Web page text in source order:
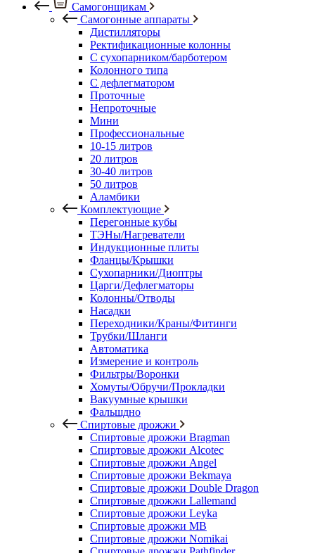
Самогонщикам
Самогонные аппараты
Дистилляторы
Ректификационные колонны
С сухопарником/барботером
Колонного типа
С дефлегматором
Проточные
Непроточные
Мини
Профессиональные
10-15 литров
20 литров
30-40 литров
50 литров
Аламбики
Комплектующие
Перегонные кубы
ТЭНы/Нагреватели
Индукционные плиты
Фланцы/Крышки
Сухопарники/Диоптры
Царги/Дефлегматоры
Колонны/Отводы
Насадки
Переходники/Краны/Фитинги
Трубки/Шланги
Автоматика
Измерение и контроль
Фильтры/Воронки
Хомуты/Обручи/Прокладки
Вакуумные крышки
Фальшдно
Спиртовые дрожжи
Спиртовые дрожжи Bragman
Спиртовые дрожжи Alcotec
Спиртовые дрожжи Angel
Спиртовые дрожжи Bekmaya
Спиртовые дрожжи Double Dragon
Спиртовые дрожжи Lallemand
Спиртовые дрожжи Leyka
Спиртовые дрожжи MB
Спиртовые дрожжи Nomikai